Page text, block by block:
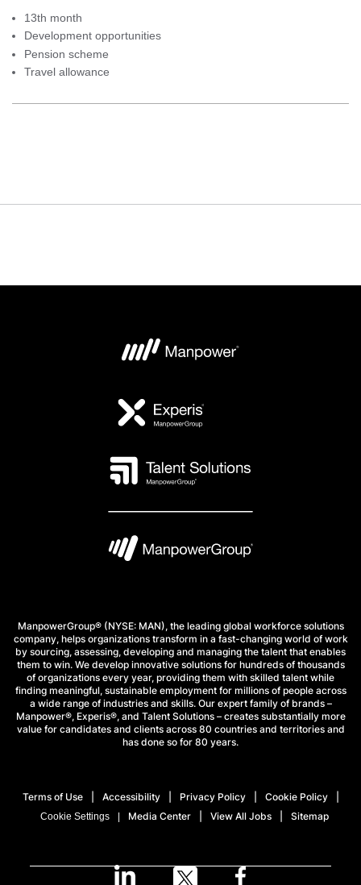
13th month
Development opportunities
Pension scheme
Travel allowance
ManpowerGroup® (NYSE: MAN), the leading global workforce solutions
company, helps organizations transform in a fast-changing world of work
by sourcing, assessing, developing and managing the talent that enables
them to win. We develop innovative solutions for hundreds of thousands
of organizations every year, providing them with skilled talent while
finding meaningful, sustainable employment for millions of people across
a wide range of industries and skills. Our expert family of brands –
Manpower®, Experis®, and Talent Solutions – creates substantially more
value for candidates and clients across 80 countries and territories and
has done so for 80 years.
Terms of Use Accessibility Privacy Policy Cookie Policy
Cookie Settings Media Center View All Jobs Sitemap